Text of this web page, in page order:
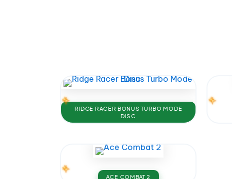
RIDGE RACER BONUS TURBO MODE
DISC
ACE COMBAT 2